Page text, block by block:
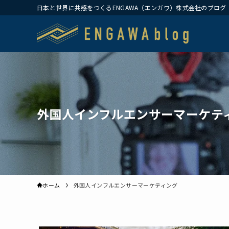
日本と世界に共感をつくるENGAWA（エンガワ）株式会社のブログ
外国人インフルエンサーマーケテ
ホーム 外国人インフルエンサーマーケティング